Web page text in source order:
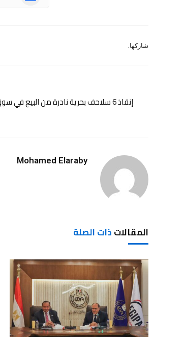
شاركها.
إنقاذ 6 سلاحف بحرية نادرة من البيع في
Mohamed Elaraby
المقالاتذات الصلة